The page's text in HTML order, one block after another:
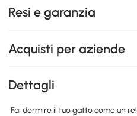
Resi e garanzia
Acquisti per aziende
Dettagli
Fai dormire il tuo gatto come un